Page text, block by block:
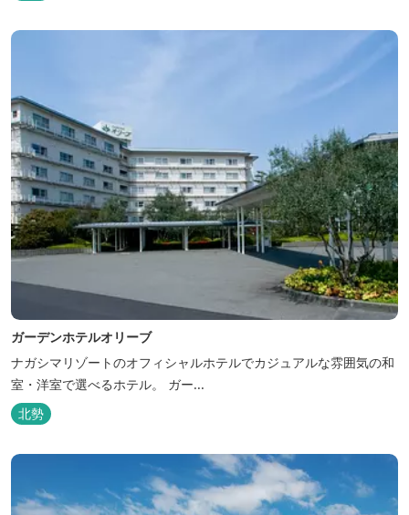
ガーデンホテルオリーブ
ナガシマリゾートのオフィシャルホテルでカジュアルな雰囲気の和
室・洋室で選べるホテル。 ガー...
北勢